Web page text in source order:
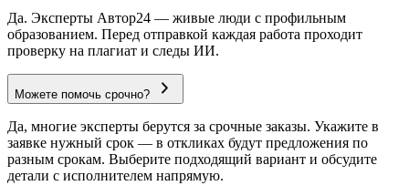
Да. Эксперты Автор24 — живые люди с профильным
образованием. Перед отправкой каждая работа проходит
проверку на плагиат и следы ИИ.
Можете помочь срочно?
Да, многие эксперты берутся за срочные заказы. Укажите в
заявке нужный срок — в откликах будут предложения по
разным срокам. Выберите подходящий вариант и обсудите
детали с исполнителем напрямую.